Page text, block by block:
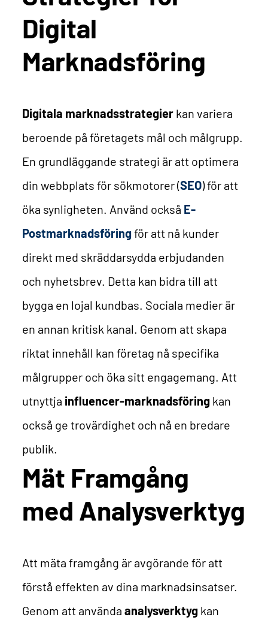
Digital
Marknadsföring
Digitala marknadsstrategier kan variera
beroende på företagets mål och målgrupp.
En grundläggande strategi är att optimera
din webbplats för sökmotorer (SEO) för att
öka synligheten. Använd också E-
Postmarknadsföringför att nå kunder
direkt med skräddarsydda erbjudanden
och nyhetsbrev. Detta kan bidra till att
bygga en lojal kundbas. Sociala medier är
en annan kritisk kanal. Genom att skapa
riktat innehåll kan företag nå specifika
målgrupper och öka sitt engagemang. Att
utnyttja influencer-marknadsföring kan
också ge trovärdighet och nå en bredare
publik.
Mät Framgång
med Analysverktyg
Att mäta framgång är avgörande för att
förstå effekten av dina marknadsinsatser.
Genom att användaanalysverktyg kan